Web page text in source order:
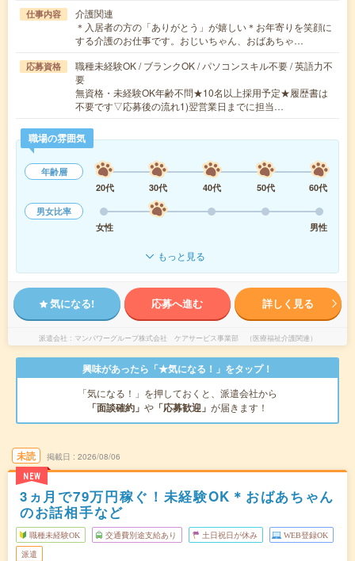
仕事内容
介護関連
＊入居者の方の「ありがとう」が嬉しい＊お年寄りを笑顔に
する介護のお仕事です。おじいちゃん、おばあちゃ…
応募資格
職種未経験OK / ブランクOK / パソコンスキル不要 / 英語力不
要
無資格・未経験OK年齢不問★10名以上採用予定★履歴書は
不要です▽応募後の流れ1)翌営業日までに担当…
職場の雰囲気
年齢層
20代
30代 40代 50代
60代
男女比率
女性
男性
もっと見る
気になる! 応募へ進む 詳しく見る
派遣会社 マンパワーグループ株式会社 ケアサービス事業部 （医療福祉介護関連）
興味があったら「★気になる！」をタップ！
「気になる！」を押しておくと、派遣会社から
「面談確約」 や 「応募歓迎」 が届きます！
未読
NEW
掲載日 2026/08/06
3ヵ月で79万円稼ぐ！未経験OK＊おばあちゃん
のお話相手など
職種未経験OK 交通費別途支給あり 土日祝日が休み WEB登録OK
派遣